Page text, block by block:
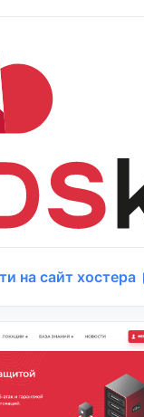
на сайт хостера